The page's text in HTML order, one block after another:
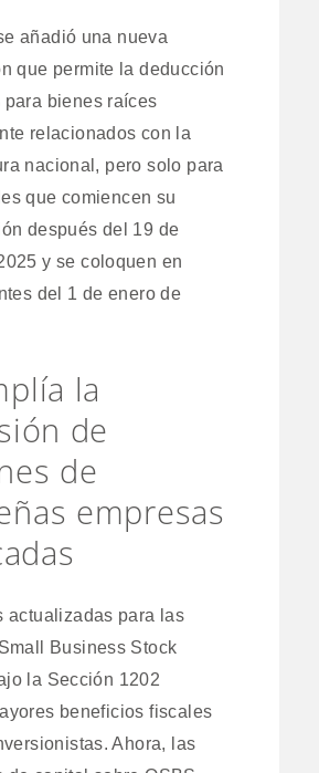
añadió una nueva
que permite la deducción
para bienes raíces
relacionados con la
nacional, pero solo para
que comiencen su
después del 19 de
y se coloquen en
del 1 de enero de
la
de
de
empresas
actualizadas para las
Business Stock
la Sección 1202
beneficios fiscales
Ahora, las